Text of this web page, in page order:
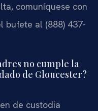
comuníquese con
bufete al (888) 437-
no cumple la
de Gloucester?
de custodia